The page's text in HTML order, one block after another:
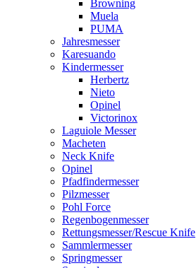
Browning
Muela
PUMA
Jahresmesser
Karesuando
Kindermesser
Herbertz
Nieto
Opinel
Victorinox
Laguiole Messer
Macheten
Neck Knife
Opinel
Pfadfindermesser
Pilzmesser
Pohl Force
Regenbogenmesser
Rettungsmesser/Rescue Knife
Sammlermesser
Springmesser